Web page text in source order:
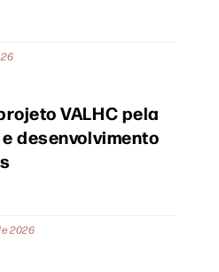
VALHC pela
desenvolvimento
2026